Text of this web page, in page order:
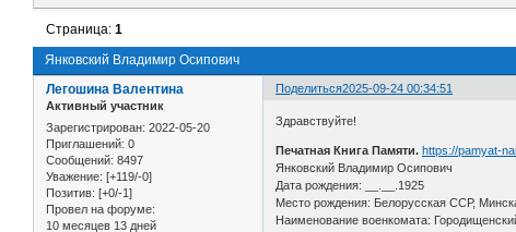
Янковский Владимир Осипович
Страница:1
Поделиться2025-09-24 00:34:51
Легошина Валентина
Активный участник
Зарегистрирован: 2022-05-20
Приглашений: 0
Сообщений: 8497
Уважение: [+119/-0]
Позитив: [+0/-1]
Провел на форуме:
10 месяцев 13 дней
Здравствуйте!
Печатная Книга Памяти. https://pamyat-
Янковский Владимир Осипович
Дата рождения: __.__.1925
Место рождения: Белорусская ССР,
Наименование военкомата: